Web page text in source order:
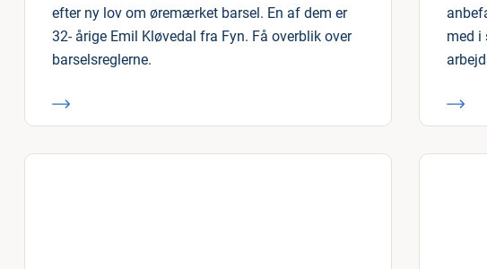
efter ny lov om øremærket barsel. En af dem er
32- årige Emil Kløvedal fra Fyn. Få overblik over
barselsreglerne.
med i